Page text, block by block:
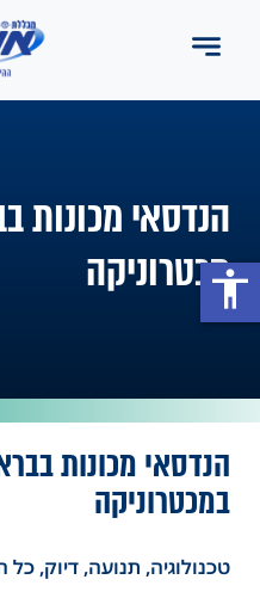
הנדסאי מכונות
מכטרוניקה
הנדסאי מכונות
במכטרוניקה
טכנולוגיה, תנועה, דיוק,
accessibility